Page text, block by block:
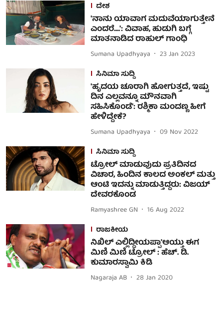
ದೇಶ
'ನಾನು ಯಾವಾಗ ಮದುವೆಯಾಗುತ್ತೇನೆ
ಎಂದರೆ....': ವಿವಾಹ, ಹುಡುಗಿ ಬಗ್ಗೆ
ಮಾತನಾಡಿದ ರಾಹುಲ್ ಗಾಂಧಿ
Sumana Upadhyaya
23 Jan 2023
ಸಿನಿಮಾ ಸುದ್ದಿ
'ಹೃದಯ ಚೂರಾಗಿ ಹೋಗುತ್ತದೆ, ಇಷ್ಟು
ದಿನ ಎಲ್ಲವನ್ನೂ ಮೌನವಾಗಿ
ಸಹಿಸಿಕೊಂಡೆ': ರಶ್ಮಿಕಾ ಮಂದಣ್ಣ ಹೀಗೆ
ಹೇಳಿದ್ದೇಕೆ?
Sumana Upadhyaya
09 Nov 2022
ಸಿನಿಮಾ ಸುದ್ದಿ
ಟ್ರೋಲ್ ಮಾಡುವುದು ಪ್ರತಿದಿನದ
ವಿಚಾರ, ಹಿಂದಿನ ಕಾಲದ ಅಂಕಲ್ ಮತ್ತು
ಆಂಟಿ ಇದನ್ನು ಮಾಡುತ್ತಿದ್ದರು: ವಿಜಯ್
ದೇವರಕೊಂಡ
Ramyashree GN
16 Aug 2022
ರಾಜಕೀಯ
ನಿಖಿಲ್ ಎಲ್ಲಿದ್ದೀಯಪ್ಪಾ'ಆಯ್ತು ಈಗ
ಮಿಣಿ ಮಿಣಿ ಟ್ರೋಲ್ : ಹೆಚ್. ಡಿ.
ಕುಮಾರಸ್ವಾಮಿ ಕಿಡಿ
Nagaraja AB 28 Jan 2020